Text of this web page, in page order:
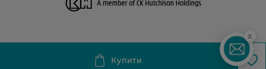
x